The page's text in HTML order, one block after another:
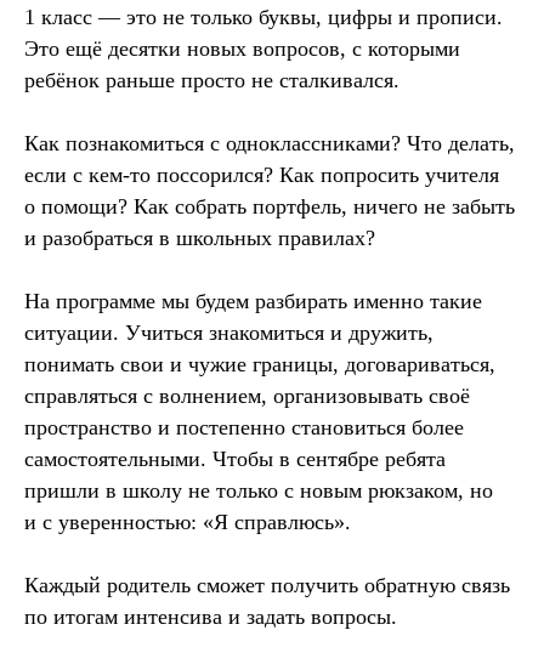
1 класс — это не только буквы, цифры и прописи.
Это ещё десятки новых вопросов, с которыми
ребёнок раньше просто не сталкивался.
Как познакомиться с одноклассниками? Что делать,
если с кем-то поссорился? Как попросить учителя
о помощи? Как собрать портфель, ничего не забыть
и разобраться в школьных правилах?
На программе мы будем разбирать именно такие
ситуации. Учиться знакомиться и дружить,
понимать свои и чужие границы, договариваться,
справляться с волнением, организовывать своё
пространство и постепенно становиться более
самостоятельными. Чтобы в сентябре ребята
пришли в школу не только с новым рюкзаком, но
и с уверенностью: «Я справлюсь».
Каждый родитель сможет получить обратную связь
по итогам интенсива и задать вопросы.